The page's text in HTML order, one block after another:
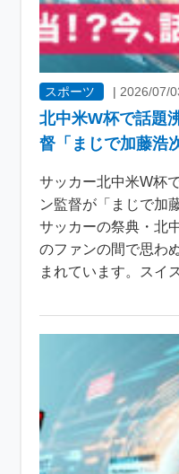
スポーツ |2026/07/
北中米W杯で話題
督「まじで加藤浩
サッカー北中米W杯
ン監督が「まじで加
サッカーの祭典・北
のファンの間で思わ
まれています。スイ